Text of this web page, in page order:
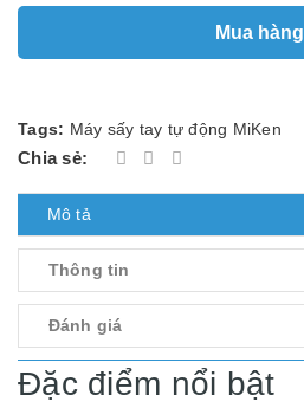
Mua hàng
Tags: Máy sấy tay tự động MiKen
Chia sẻ:
Mô tả
Thông tin
Đánh giá
Đặc điểm nổi bật